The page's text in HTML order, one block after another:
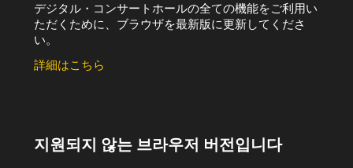
デジタル・コンサートホールの全ての機能をご利用い
ただくために、ブラウザを最新版に更新してくださ
い。
詳細はこちら
지원되지 않는 브라우저 버전입니다